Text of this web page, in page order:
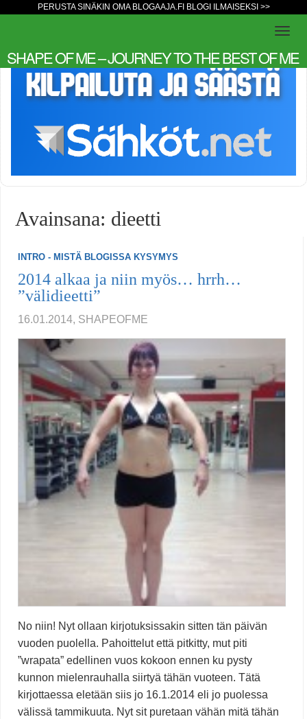
PERUSTA SINÄKIN OMA BLOGAAJA.FI BLOGI ILMAISEKSI >>
SHAPE OF ME – JOURNEY TO THE BEST OF ME
Avainsana: dieetti
INTRO - MISTÄ BLOGISSA KYSYMYS
2014 alkaa ja niin myös… hrrh…
”välidieetti”
16.01.2014, SHAPEOFME
No niin! Nyt ollaan kirjotuksissakin sitten tän päivän
vuoden puolella. Pahoittelut että pitkitty, mut piti
”wrapata” edellinen vuos kokoon ennen ku pysty
kunnon mielenrauhalla siirtyä tähän vuoteen. Tätä
kirjottaessa eletään siis jo 16.1.2014 eli jo puolessa
välissä tammikuuta. Nyt sit puretaan vähän mitä tähän